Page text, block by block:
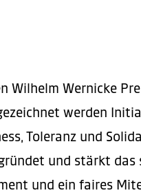
Wilhelm Wernicke
werden
Toleranz und
und stärkt das
und ein faires